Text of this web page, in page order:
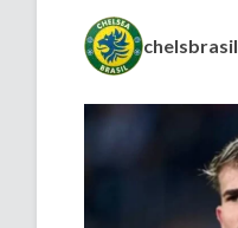
chelsbrasil